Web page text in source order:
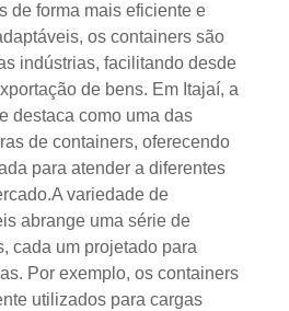
de forma mais eficiente e
os containers são
indústrias, facilitando desde
de bens. Em Itajaí, a
destaca como uma das
de containers, oferecendo
para atender a diferentes
variedade de
abrange uma série de
cada um projetado para
Por exemplo, os containers
utilizados para cargas